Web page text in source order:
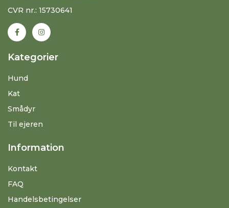
CVR nr.: 15730641
Kategorier
Hund
Kat
Smådyr
Til ejeren
Information
Kontakt
FAQ
Handelsbetingelser